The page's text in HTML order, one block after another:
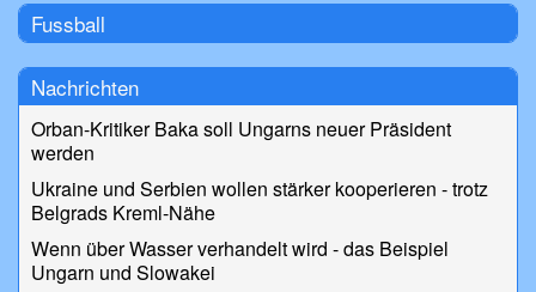
Fussball
Nachrichten
Orban-Kritiker Baka soll Ungarns neuer Präsident
werden
Ukraine und Serbien wollen stärker kooperieren - trotz
Belgrads Kreml-Nähe
Wenn über Wasser verhandelt wird - das Beispiel
Ungarn und Slowakei